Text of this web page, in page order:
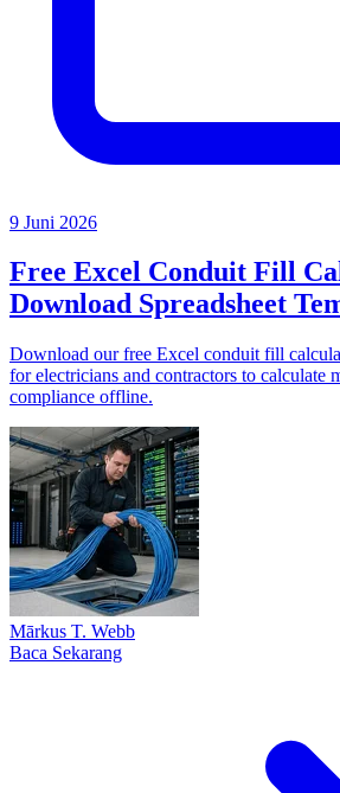
9 Juni 2026
Free Excel Conduit Fill
Download Spreadsheet
Download our free Excel conduit fill
for electricians and contractors to
compliance offline.
Mārkus T. Web​b
Baca Sekarang